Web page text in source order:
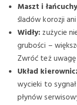
Maszt i
śladów korozji
Widły: zużycie
grubości –
Zwróć też
Układ
wycieki to
płynów